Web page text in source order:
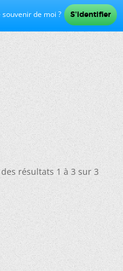
de moi ?
résultats 1 à 3 sur 3